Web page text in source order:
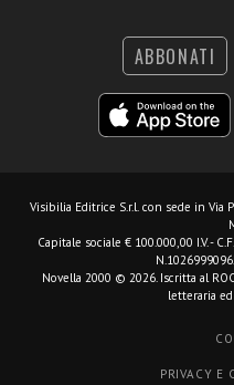
ABBONATI
Visibilia Editrice S.r.l. con sede in Via
Capitale sociale € 100.000,00 I.V. -
Novella 2000 © 2026. Iscritta al
letteraria
PRIVACY E